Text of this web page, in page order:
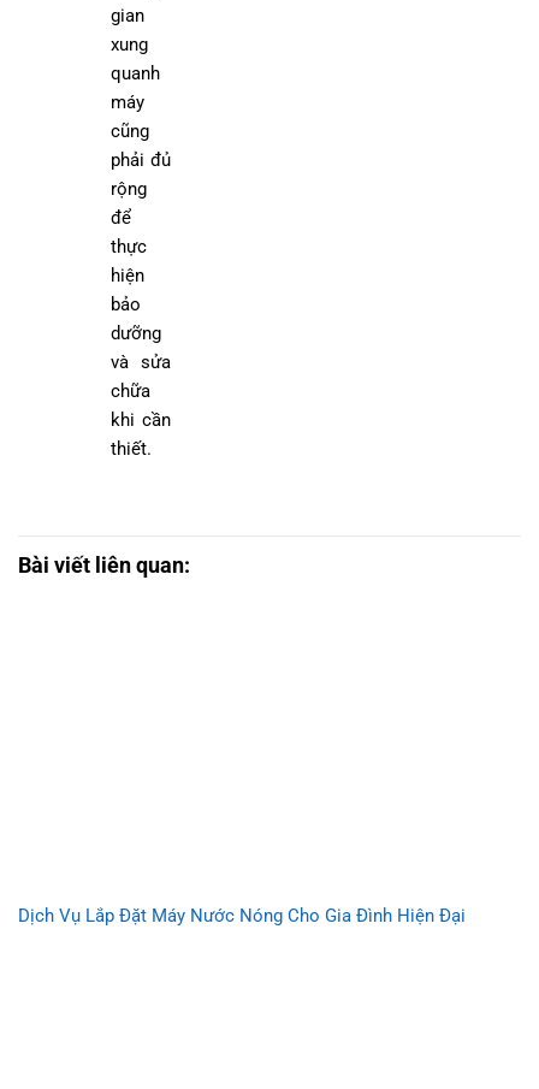
gian
xung
quanh
máy
cũng
phải đủ
rộng
để
thực
hiện
bảo
dưỡng
và sửa
chữa
khi cần
thiết.
Bài viết liên quan:
Dịch Vụ Lắp Đặt Máy Nước Nóng Cho Gia Đình Hiện Đại